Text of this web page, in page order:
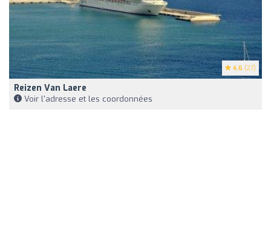
4.6 (27)
Reizen Van Laere
Voir l'adresse et les coordonnées